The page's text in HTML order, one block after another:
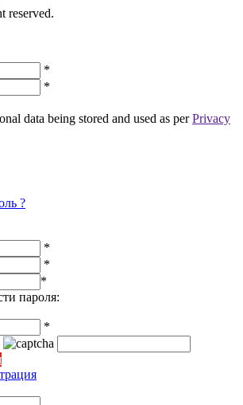
reserved.
*
*
data being stored and used as perPrivacy
?
*
*
*
пароля:
*